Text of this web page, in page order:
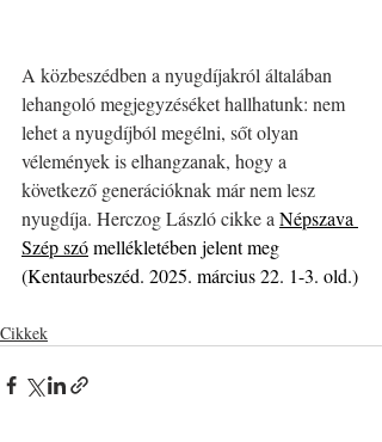
A közbeszédben a nyugdíjakról általában
lehangoló megjegyzéséket hallhatunk: nem
lehet a nyugdíjból megélni, sőt olyan
vélemények is elhangzanak, hogy a
következő generációknak már nem lesz
nyugdíja. Herczog László cikke a Népszava
Szép szó mellékletében jelent meg
(Kentaurbeszéd. 2025. március 22. 1-3. old.)
Cikkek